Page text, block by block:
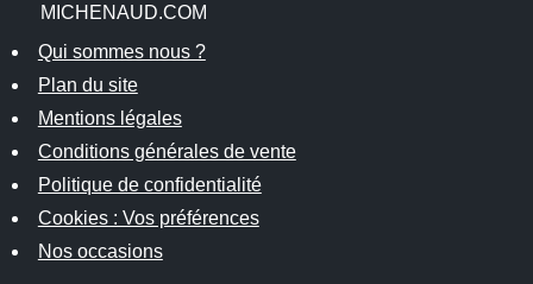
MICHENAUD.COM
Qui sommes nous ?
Plan du site
Mentions légales
Conditions générales de vente
Politique de confidentialité
Cookies : Vos préférences
Nos occasions